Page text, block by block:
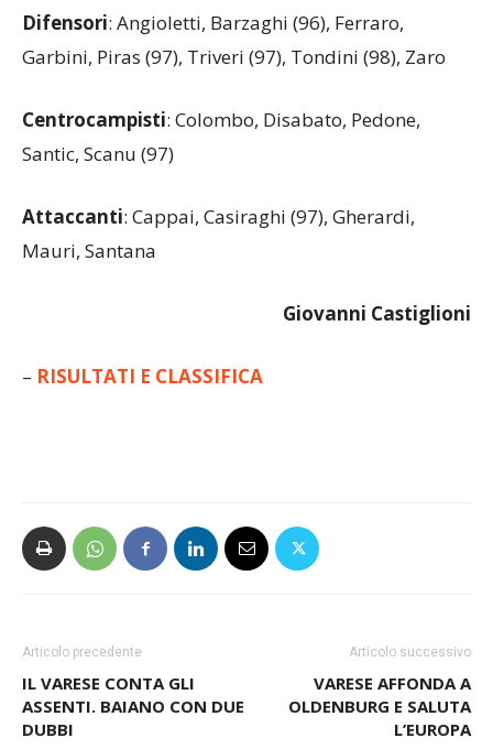
Difensori: Angioletti, Barzaghi (96), Ferraro,
Garbini, Piras (97), Triveri (97), Tondini (98), Zaro
Centrocampisti: Colombo, Disabato, Pedone,
Santic, Scanu (97)
Attaccanti: Cappai, Casiraghi (97), Gherardi,
Mauri, Santana
Giovanni Castiglioni
– RISULTATI E CLASSIFICA
Articolo precedente
IL VARESE CONTA GLI
ASSENTI. BAIANO CON DUE
DUBBI
Articolo successivo
VARESE AFFONDA A
OLDENBURG E SALUTA
L’EUROPA